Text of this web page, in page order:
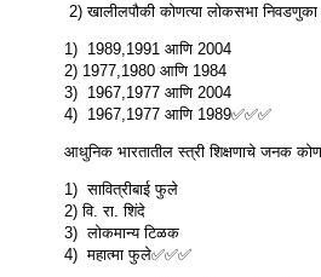
2) खालीलपौकी कोणत्या लोकसभा निवडणुका
1) 1989,1991 आणि 2004
2) 1977,1980 आणि 1984
3) 1967,1977 आणि 2004
4) 1967,1977 आणि 1989✅✅✅
आधुनिक भारतातील स्त्री शिक्षणाचे जनक
1) सावित्रीबाई फुले
2) वि. रा. शिंदे
3) लोकमान्य टिळक
4) महात्मा फुले✅✅✅